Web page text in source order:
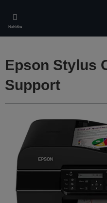
main
content
Nabídka
Epson Stylus
Support